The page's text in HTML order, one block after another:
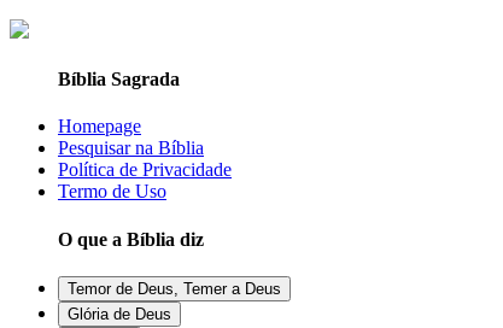
Bíblia Sagrada
Homepage
Pesquisar na Bíblia
Política de Privacidade
Termo de Uso
O que a Bíblia diz
Temor de Deus, Temer a Deus
Glória de Deus